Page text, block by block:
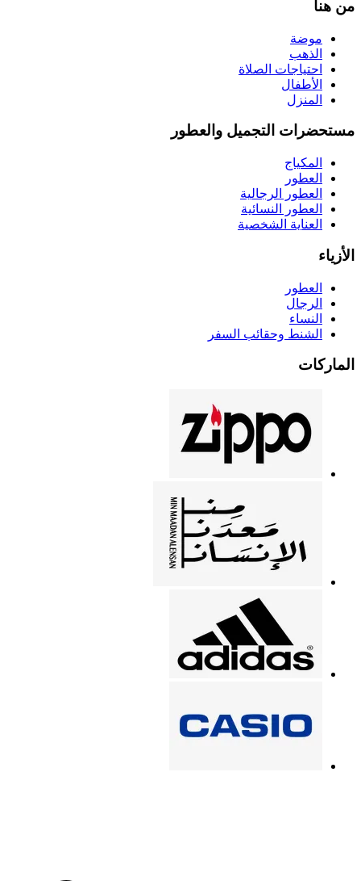
من هنا
موضة
الذهب
احتياجات الصلاة
الأطفال
المنزل
مستحضرات التجميل والعطور
المكياج
العطور
العطور الرجالية
العطور النسائية
العناية الشخصية
الأزياء
العطور
الرجال
النساء
الشنط وحقائب السفر
الماركات